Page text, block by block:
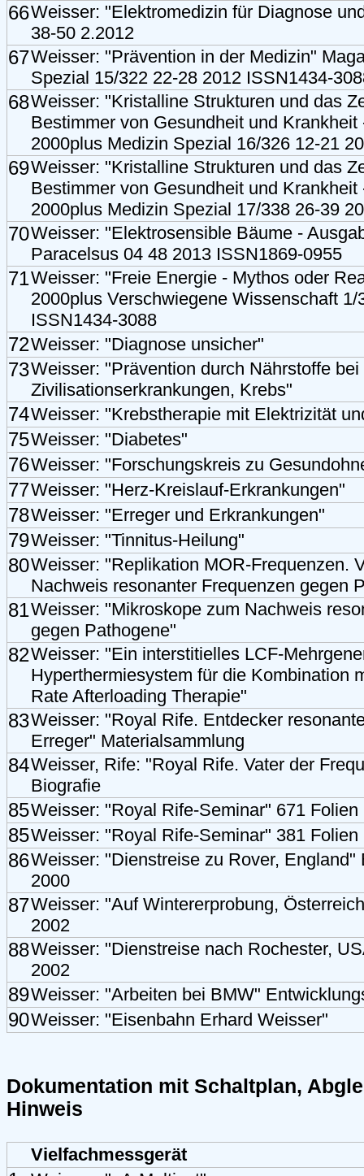
66Weisser: "Elektromedizin für Diagnose
38-50 2.2012
67Weisser: "Prävention in der Medizin"
Spezial 15/322 22-28 2012 ISSN1434-
68Weisser: "Kristalline Strukturen und das
Bestimmer von Gesundheit und Krankheit
2000plus Medizin Spezial 16/326 12-21
69Weisser: "Kristalline Strukturen und das
Bestimmer von Gesundheit und Krankheit
2000plus Medizin Spezial 17/338 26-39
70Weisser: "Elektrosensible Bäume -
Paracelsus 04 48 2013 ISSN1869-0955
71Weisser: "Freie Energie - Mythos oder
2000plus Verschwiegene Wissenschaft 1/
ISSN1434-3088
72Weisser: "Diagnose unsicher"
73Weisser: "Prävention durch Nährstoffe bei
Zivilisationserkrankungen, Krebs"
74Weisser: "Krebstherapie mit Elektrizität
75Weisser: "Diabetes"
76Weisser: "Forschungskreis zu
77Weisser: "Herz-Kreislauf-Erkrankungen"
78Weisser: "Erreger und Erkrankungen"
79Weisser: "Tinnitus-Heilung"
80Weisser: "Replikation MOR-Frequenzen.
Nachweis resonanter Frequenzen gegen
81Weisser: "Mikroskope zum Nachweis
gegen Pathogene"
82Weisser: "Ein interstitielles LCF-
Hyperthermiesystem für die Kombination
Rate Afterloading Therapie"
83Weisser: "Royal Rife. Entdecker
Erreger" Materialsammlung
84Weisser, Rife: "Royal Rife. Vater der
Biografie
85Weisser: "Royal Rife-Seminar" 671 Folien
85Weisser: "Royal Rife-Seminar" 381 Folien
86Weisser: "Dienstreise zu Rover, England"
2000
87Weisser: "Auf Wintererprobung,
2002
88Weisser: "Dienstreise nach Rochester,
2002
89Weisser: "Arbeiten bei BMW"
90Weisser: "Eisenbahn Erhard Weisser"
Dokumentation mit Schaltplan,
Hinweis
Vielfachmessgerät